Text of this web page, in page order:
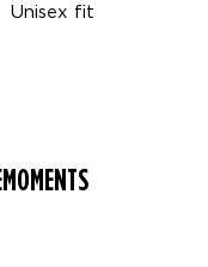
Unisex fit